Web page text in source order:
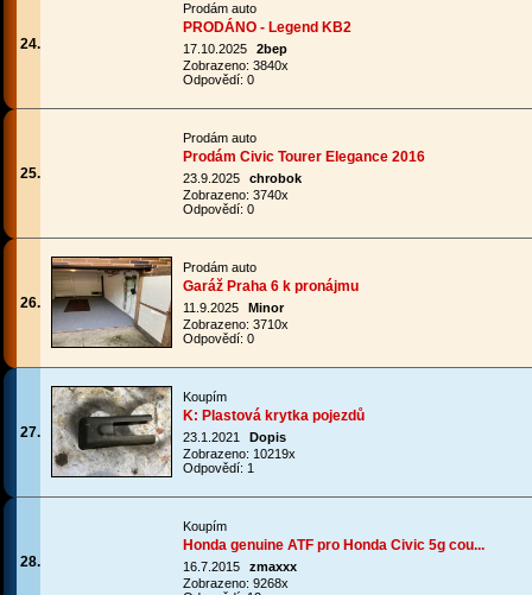
24.
Prodám auto
PRODÁNO - Legend KB2
17.10.2025
2bep
Zobrazeno: 3840x
Odpovědí: 0
25.
Prodám auto
Prodám Civic Tourer Elegance 2016
23.9.2025
chrobok
Zobrazeno: 3740x
Odpovědí: 0
26.
Prodám auto
Garáž Praha 6 k pronájmu
11.9.2025
Minor
Zobrazeno: 3710x
Odpovědí: 0
27.
Koupím
K: Plastová krytka pojezdů
23.1.2021
Dopis
Zobrazeno: 10219x
Odpovědí: 1
28.
Koupím
Honda genuine ATF pro Honda Civic 5g cou...
16.7.2015
zmaxxx
Zobrazeno: 9268x